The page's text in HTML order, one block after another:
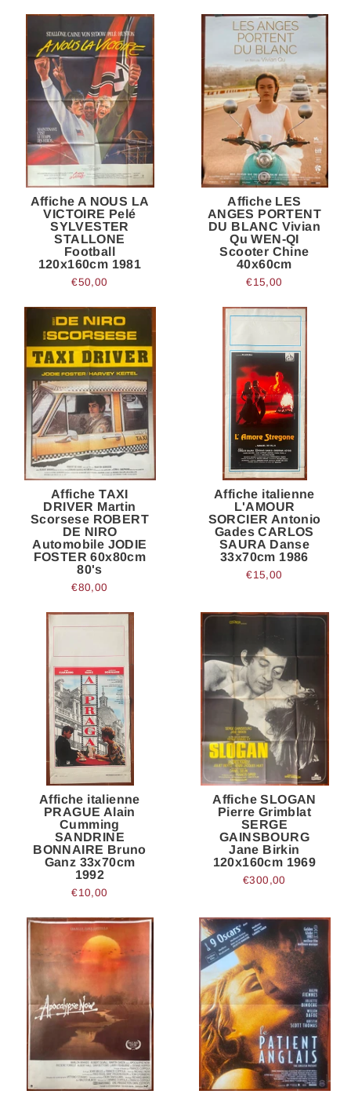
Affiche A NOUS LA
VICTOIRE Pelé
SYLVESTER
STALLONE
Football
120x160cm 1981
€50,00
Affiche LES
ANGES PORTENT
DU BLANC Vivian
Qu WEN-QI
Scooter Chine
40x60cm
€15,00
Affiche TAXI
DRIVER Martin
Scorsese ROBERT
DE NIRO
Automobile JODIE
FOSTER 60x80cm
80's
€80,00
Affiche italienne
L'AMOUR
SORCIER Antonio
Gades CARLOS
SAURA Danse
33x70cm 1986
€15,00
Affiche italienne
PRAGUE Alain
Cumming
SANDRINE
BONNAIRE Bruno
Ganz 33x70cm
1992
€10,00
Affiche SLOGAN
Pierre Grimblat
SERGE
GAINSBOURG
Jane Birkin
120x160cm 1969
€300,00